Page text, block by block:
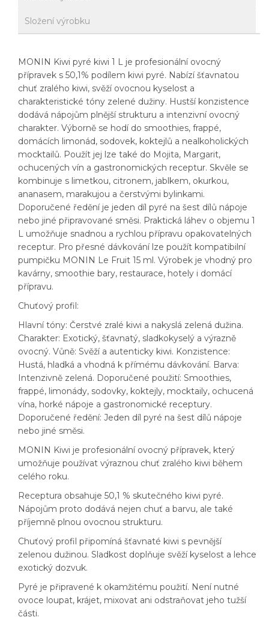
Složení výrobku
MONIN Kiwi pyré kiwi 1 L je profesionální ovocný
přípravek s 50,1% podílem kiwi pyré. Nabízí šťavnatou
chuť zralého kiwi, svěží ovocnou kyselost a
charakteristické tóny zelené dužiny. Hustší konzistence
dodává nápojům plnější strukturu a intenzivní ovocný
charakter. Výborně se hodí do smoothies, frappé,
domácích limonád, sodovek, koktejlů a nealkoholických
mocktailů. Použít jej lze také do Mojita, Margarit,
ochucených vín a gastronomických receptur. Skvěle se
kombinuje s limetkou, citronem, jablkem, okurkou,
ananasem, marakujou a čerstvými bylinkami.
Doporučené ředění je jeden díl pyré na šest dílů nápoje
nebo jiné připravované směsi. Praktická láhev o objemu 1
L umožňuje snadnou a rychlou přípravu opakovatelných
receptur. Pro přesné dávkování lze použít kompatibilní
pumpičku MONIN Le Fruit 15 ml. Výrobek je vhodný pro
kavárny, smoothie bary, restaurace, hotely i domácí
přípravu.
Chuťový profil:
Hlavní tóny: Čerstvé zralé kiwi a nakyslá zelená dužina.
Charakter: Exotický, šťavnatý, sladkokyselý a výrazně
ovocný. Vůně: Svěží a autenticky kiwi. Konzistence:
Hustá, hladká a vhodná k přímému dávkování. Barva:
Intenzivně zelená. Doporučené použití: Smoothies,
frappé, limonády, sodovky, koktejly, mocktaily, ochucená
vína, horké nápoje a gastronomické receptury.
Doporučené ředění: Jeden díl pyré na šest dílů nápoje
nebo jiné směsi.
MONIN Kiwi je profesionální ovocný přípravek, který
umožňuje používat výraznou chuť zralého kiwi během
celého roku.
Receptura obsahuje 50,1 % skutečného kiwi pyré.
Nápojům proto dodává nejen chuť a barvu, ale také
příjemně plnou ovocnou strukturu.
Chuťový profil připomíná šťavnaté kiwi s pevnější
zelenou dužinou. Sladkost doplňuje svěží kyselost a lehce
exotický dozvuk.
Pyré je připravené k okamžitému použití. Není nutné
ovoce loupat, krájet, mixovat ani odstraňovat jeho tužší
části.